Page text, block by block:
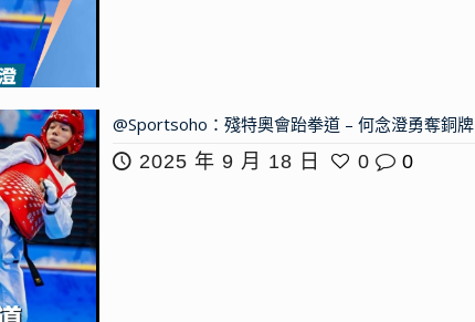
@Sportsoho：殘特奧會跆拳道 – 何念澄勇奪銅牌
2025 年 9 月 18 日
0
0